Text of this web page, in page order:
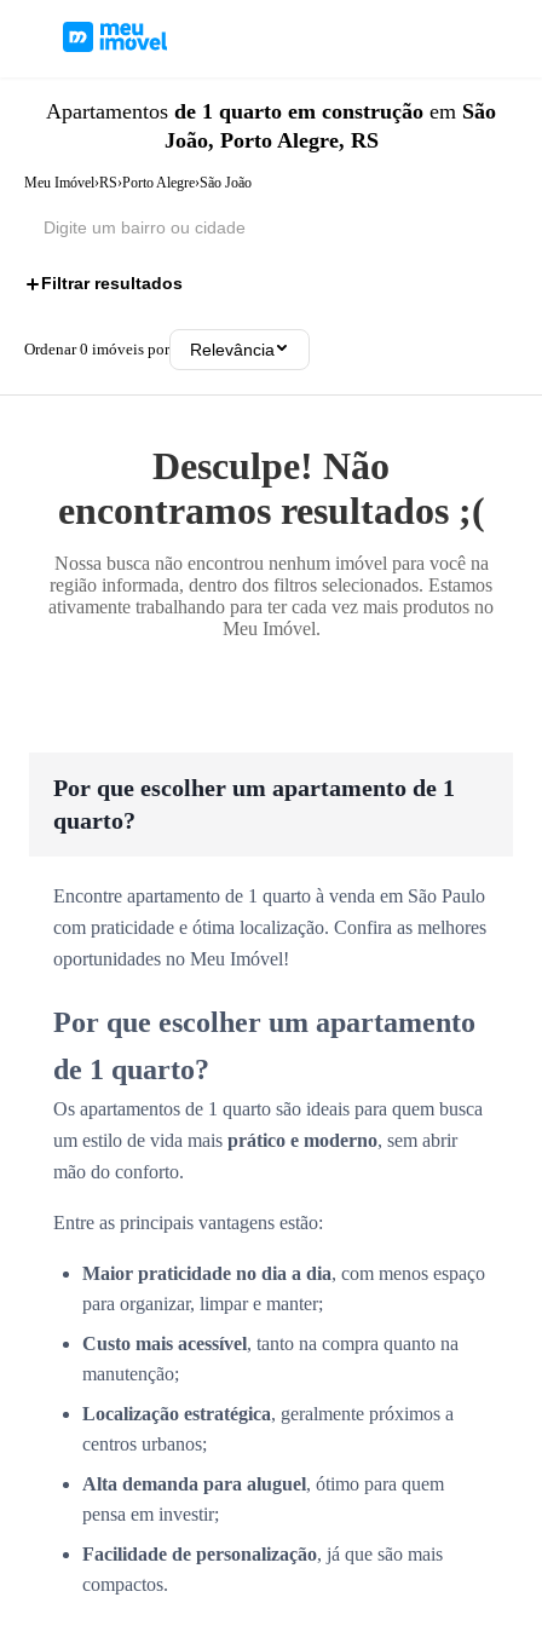
Apartamentos de 1 quarto em construção em São
João, Porto Alegre, RS
Meu Imóvel›RS›Porto Alegre›São João
Filtrar resultados
Ordenar0 imóveis por Relevância
Desculpe! Não
encontramos resultados ;(
Nossa busca não encontrou nenhum imóvel para você na
região informada, dentro dos filtros selecionados. Estamos
ativamente trabalhando para ter cada vez mais produtos no
Meu Imóvel.
Por que escolher um apartamento de 1
quarto?
Encontre apartamento de 1 quarto à venda em São Paulo
com praticidade e ótima localização. Confira as melhores
oportunidades no Meu Imóvel!
Por que escolher um apartamento
de 1 quarto?
Os apartamentos de 1 quarto são ideais para quem busca
um estilo de vida mais prático e moderno, sem abrir
mão do conforto.
Entre as principais vantagens estão:
Maior praticidade no dia a dia, com menos espaço
para organizar, limpar e manter;
Custo mais acessível, tanto na compra quanto na
manutenção;
Localização estratégica, geralmente próximos a
centros urbanos;
Alta demanda para aluguel, ótimo para quem
pensa em investir;
Facilidade de personalização, já que são mais
compactos.